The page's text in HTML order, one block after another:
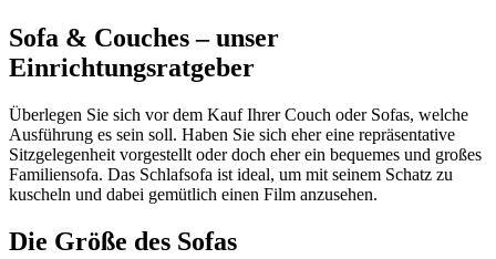
Sofa & Couches – unser
Einrichtungsratgeber
Überlegen Sie sich vor dem Kauf Ihrer Couch oder Sofas, welche
Ausführung es sein soll. Haben Sie sich eher eine repräsentative
Sitzgelegenheit vorgestellt oder doch eher ein bequemes und großes
Familiensofa. Das Schlafsofa ist ideal, um mit seinem Schatz zu
kuscheln und dabei gemütlich einen Film anzusehen.
Die Größe des Sofas